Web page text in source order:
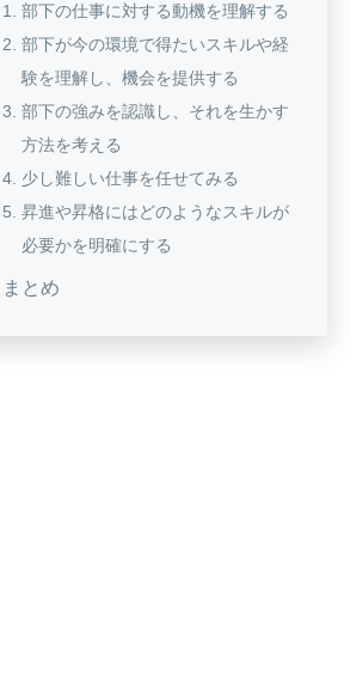
部下の仕事に対する動機を理解する
部下が今の環境で得たいスキルや経
験を理解し、機会を提供する
部下の強みを認識し、それを生かす
方法を考える
少し難しい仕事を任せてみる
昇進や昇格にはどのようなスキルが
必要かを明確にする
まとめ